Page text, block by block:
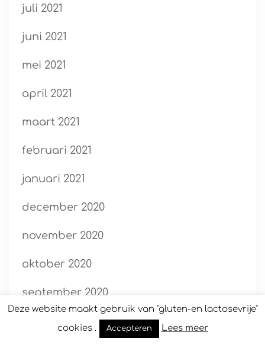
juli 2021
juni 2021
mei 2021
april 2021
maart 2021
februari 2021
januari 2021
december 2020
november 2020
oktober 2020
september 2020
augustus 2020
Deze website maakt gebruik van "gluten-en lactosevrije"
cookies .
Accepteren Lees meer